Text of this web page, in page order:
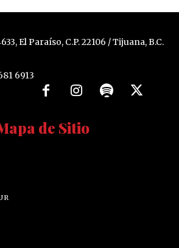
El Paraíso, C.P. 22106 / Tijuana, B.C.
6913
de Sitio